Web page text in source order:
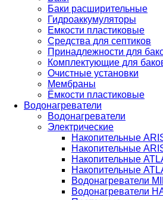
Баки расширительные
Гидроаккумуляторы
Емкости пластиковые
Средства для септиков
Принадлежности для
Комплектующие для
Очистные установки
Мембраны
Ёмкости пластиковые
Водонагреватели
Водонагреватели
Электрические
Накопительные
Накопительные
Накопительные
Накопительные
Водонагреватели
Водонагреватели